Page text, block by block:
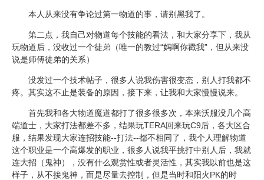
本人从来没有争论过第一物道的事，请别黑我了。
第二点，我自己对物道每个技能的看法，和大家分享下，我从
玩物道后，没收过一个徒弟（唯一的教过“妈啊你戳我”，但从来没
说是师傅徒弟的关系）
没发过一个技术帖子，很多人说我伤害很变态，别人打我都不
疼。其实这不止是装备的原因，接下来，让我和大家慢慢说来。
首先我和各大物道魔道都打了很多很多次，本来沃服没几个高
端道士 ，大家打法都差不多，结果玩TERA回来玩C9后，各大区合
服，结果发现大家连招技能--打法--都不相同了，我个人理解物道
这个职业是一个高爆发的职业，很多人说我平挑打中别人后，我就
连大招（鬼神），没有什么观赏性或者灵活性，其实我以前也是这
样子，从不接鬼神，而是尽量去控制，但是当时和阳火PK的时